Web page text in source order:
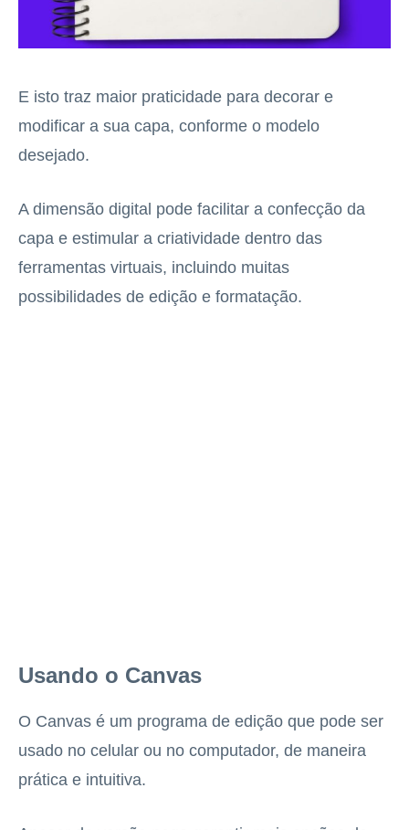
E isto traz maior praticidade para decorar e
modificar a sua capa, conforme o modelo
desejado.
A dimensão digital pode facilitar a confecção da
capa e estimular a criatividade dentro das
ferramentas virtuais, incluindo muitas
possibilidades de edição e formatação.
Usando o Canvas
O Canvas é um programa de edição que pode ser
usado no celular ou no computador, de maneira
prática e intuitiva.